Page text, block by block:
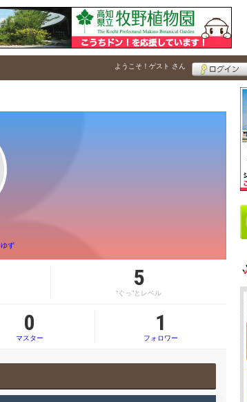
ようこそ！ ゲスト さん
ゆず
5
“ぐっ”とレベル
0
マスター
1
フォロワー